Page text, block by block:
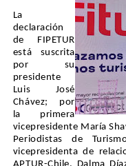
La
declaración
de FIPETUR
está suscrita
por su
presidente
Luis José
Chávez; por
la primera
vicepresidente María
Periodistas de
vicepresidenta de